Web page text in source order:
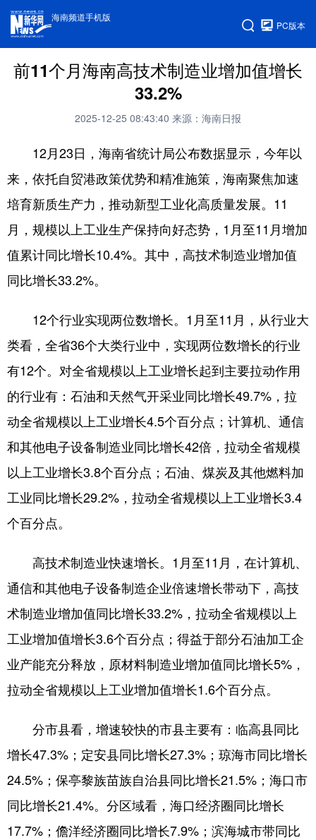
海南频道手机版
PC版本
前11个月海南高技术制造业增加值增长
33.2%
2025-12-25 08:43:40 来源：海南日报
12月23日，海南省统计局公布数据显示，今年以
来，依托自贸港政策优势和精准施策，海南聚焦加速
培育新质生产力，推动新型工业化高质量发展。11
月，规模以上工业生产保持向好态势，1月至11月增加
值累计同比增长10.4%。其中，高技术制造业增加值
同比增长33.2%。
12个行业实现两位数增长。1月至11月，从行业大
类看，全省36个大类行业中，实现两位数增长的行业
有12个。对全省规模以上工业增长起到主要拉动作用
的行业有：石油和天然气开采业同比增长49.7%，拉
动全省规模以上工业增长4.5个百分点；计算机、通信
和其他电子设备制造业同比增长42倍，拉动全省规模
以上工业增长3.8个百分点；石油、煤炭及其他燃料加
工业同比增长29.2%，拉动全省规模以上工业增长3.4
个百分点。
高技术制造业快速增长。1月至11月，在计算机、
通信和其他电子设备制造企业倍速增长带动下，高技
术制造业增加值同比增长33.2%，拉动全省规模以上
工业增加值增长3.6个百分点；得益于部分石油加工企
业产能充分释放，原材料制造业增加值同比增长5%，
拉动全省规模以上工业增加值增长1.6个百分点。
分市县看，增速较快的市县主要有：临高县同比
增长47.3%；定安县同比增长27.3%；琼海市同比增长
24.5%；保亭黎族苗族自治县同比增长21.5%；海口市
同比增长21.4%。分区域看，海口经济圈同比增长
17.7%；儋洋经济圈同比增长7.9%；滨海城市带同比